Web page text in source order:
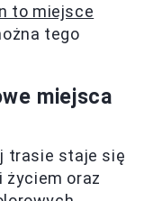
to miejsce
tego
miejsca
trasie staje się
życiem oraz